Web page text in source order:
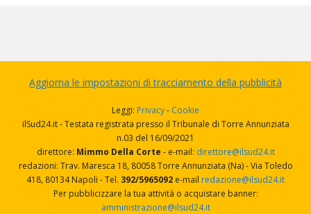
Aggiorna le impostazioni di tracciamento della pubblicità
Leggi: Privacy- Cookie
ilSud24.it - Testata registrata presso il Tribunale di Torre Annunziata
n.03 del 16/09/2021
direttore: Mimmo Della Corte - e-mail: direttore@ilsud24.it
redazioni: Trav. Maresca 18, 80058 Torre Annunziata (Na) - Via Toledo
418, 80134 Napoli - Tel. 392/5965092 e-mail redazione@ilsud24.it
Per pubblicizzare la tua attività o acquistare banner:
amministrazione@ilsud24.it